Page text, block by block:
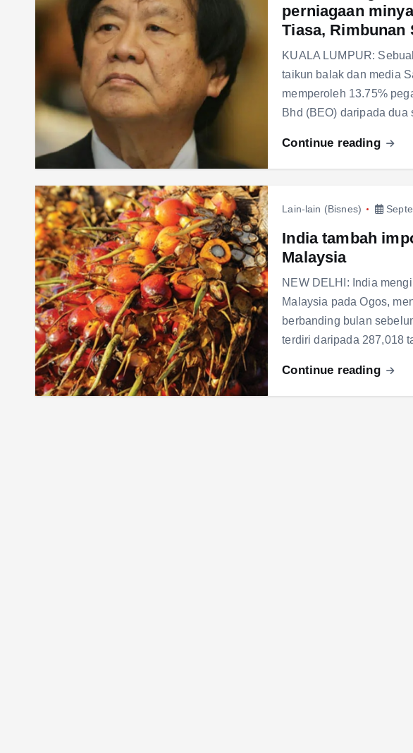
perniagaan
Tiasa, Rimbunan
KUALA LUMPUR:
taikun balak dan media
memperoleh 13.75%
Bhd (BEO) daripada
Continue reading
Lain-lain (Bisnes)
India tambah
Malaysia
NEW DELHI: India
Malaysia pada Ogos,
berbanding bulan
terdiri daripada 287,018
Continue reading